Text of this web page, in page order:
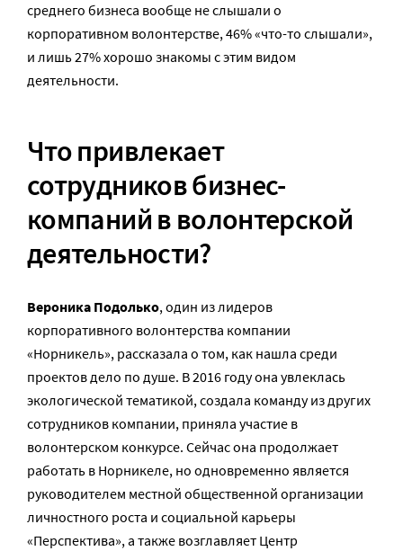
среднего бизнеса вообще не слышали о
корпоративном волонтерстве, 46% «что-то слышали»,
и лишь 27% хорошо знакомы с этим видом
деятельности.
Что привлекает
сотрудников бизнес-
компаний в волонтерской
деятельности?
Вероника Подолько, один из лидеров
корпоративного волонтерства компании
«Норникель», рассказала о том, как нашла среди
проектов дело по душе. В 2016 году она увлеклась
экологической тематикой, создала команду из других
сотрудников компании, приняла участие в
волонтерском конкурсе. Сейчас она продолжает
работать в Норникеле, но одновременно является
руководителем местной общественной организации
личностного роста и социальной карьеры
«Перспектива», а также возглавляет Центр